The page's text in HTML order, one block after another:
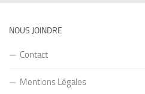
NOUS JOINDRE
Contact
Mentions Légales